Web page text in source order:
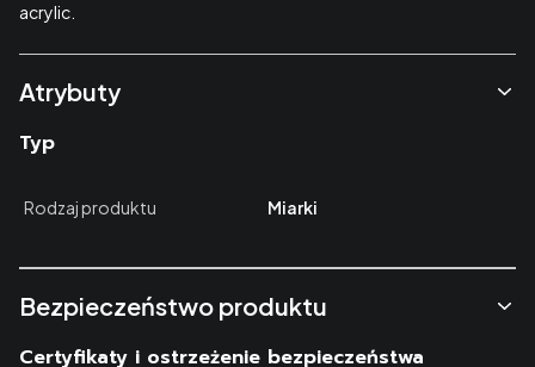
acrylic.
Atrybuty
Typ
Rodzaj produktu Miarki
Bezpieczeństwo produktu
Certyfikaty i ostrzeżenie bezpieczeństwa